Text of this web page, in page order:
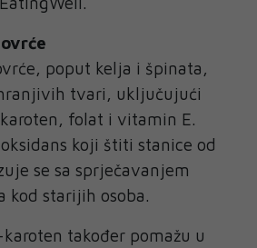
poput kelja i špinata,
tvari, uključujući
folat i vitamin E.
koji štiti stanice od
se sa sprječavanjem
kod starijih osoba.
također pomažu u